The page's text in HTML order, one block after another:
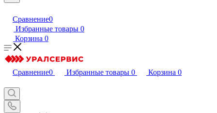
Сравнение0
Избранные товары 0
Корзина 0
Сравнение0 Избранные товары 0 Корзина 0